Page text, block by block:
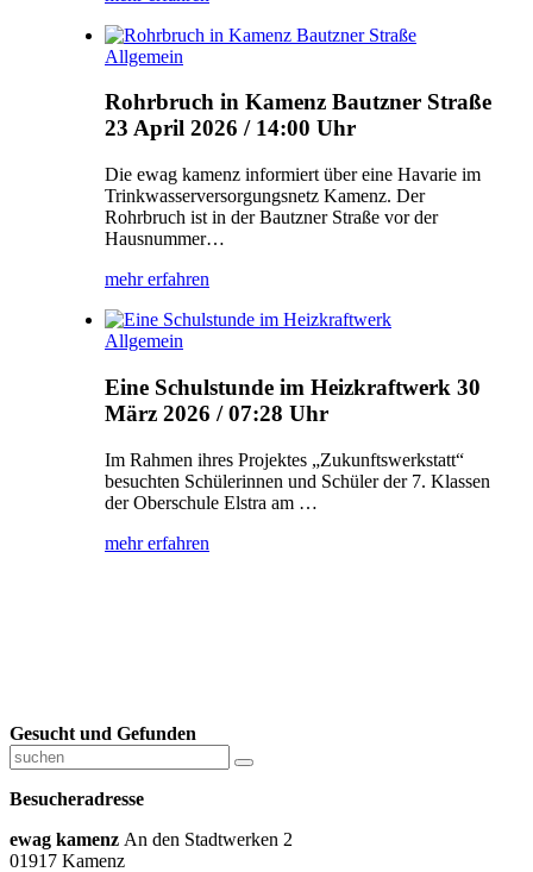
Allgemein
Rohrbruch in Kamenz Bautzner Straße
23 April 2026 / 14:00 Uhr
Die ewag kamenz informiert über eine Havarie im
Trinkwasserversorgungsnetz Kamenz. Der
Rohrbruch ist in der Bautzner Straße vor der
Hausnummer…
mehr erfahren
Allgemein
Eine Schulstunde im Heizkraftwerk 30
März 2026 / 07:28 Uhr
Im Rahmen ihres Projektes „Zukunftswerkstatt“
besuchten Schülerinnen und Schüler der 7. Klassen
der Oberschule Elstra am …
mehr erfahren
Gesucht und Gefunden
Besucheradresse
ewag kamenz An den Stadtwerken 2
01917 Kamenz